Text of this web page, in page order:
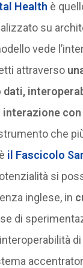
Health è
su
vede
attraverso
dati,
interazione
che
il Fascicolo
si
inglese, in
di